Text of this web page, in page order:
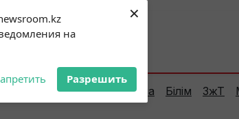
на
Разрешить
×
on 24°C Шымкент:
Елорда Сараптама Білім ЗжТ